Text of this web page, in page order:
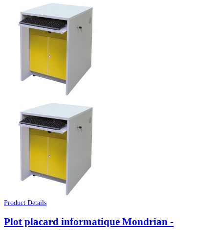
Product Details
Plot placard informatique Mondrian -